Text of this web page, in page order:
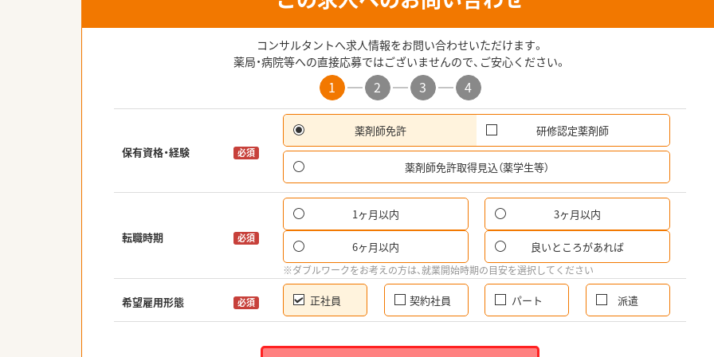
コンサルタントへ求人情報をお問い合わせいただけます。
薬局・病院等への直接応募ではございませんので、ご安心ください。
1 2 3 4
保有資格・経験 必須
薬剤師免許 研修認定薬剤師
薬剤師免許取得見込（薬学生等）
転職時期 必須
1ヶ月以内 3ヶ月以内
6ヶ月以内 良いところがあれば
※ダブルワークをお考えの方は、就業開始時期の目安を選択してください
希望雇用形態 必須 正社員 契約社員 パート 派遣